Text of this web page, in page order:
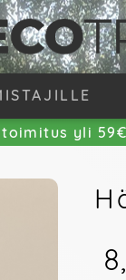
yli